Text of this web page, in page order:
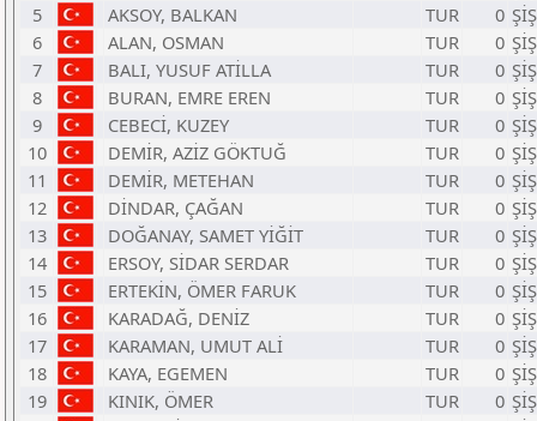
5
AKSOY, BALKAN TUR 0
6
ALAN, OSMAN TUR 0
7
BALI, YUSUF ATİLLA TUR 0
8
BURAN, EMRE EREN TUR 0
9
CEBECİ, KUZEY TUR 0
10
DEMİR, AZİZ GÖKTUĞ TUR 0
11
DEMİR, METEHAN TUR 0
12
DİNDAR, ÇAĞAN TUR 0
13
DOĞANAY, SAMET YİĞİT TUR 0
14
ERSOY, SİDAR SERDAR TUR 0
15
ERTEKİN, ÖMER FARUK TUR 0
16
KARADAĞ, DENİZ TUR 0
17
KARAMAN, UMUT ALİ TUR 0
18
KAYA, EGEMEN TUR 0
19
KINIK, ÖMER TUR 0